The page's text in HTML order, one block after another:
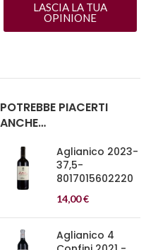
LASCIA LA TUA
OPINIONE
POTREBBE PIACERTI
ANCHE…
Aglianico 2023-
37,5-
8017015602220
14,00€
Aglianico 4